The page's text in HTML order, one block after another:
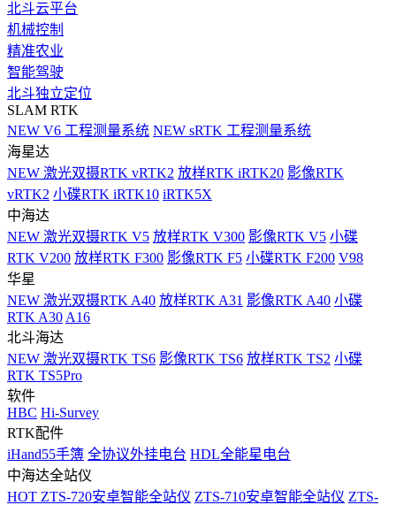
北斗云平台
机械控制
精准农业
智能驾驶
北斗独立定位
SLAM RTK
NEW V6 工程测量系统 NEW sRTK 工程测量系统
海星达
NEW 激光双摄RTK vRTK2 放样RTK iRTK20 影像RTK
vRTK2 小碟RTK iRTK10 iRTK5X
中海达
NEW 激光双摄RTK V5 放样RTK V300 影像RTK V5 小碟
RTK V200 放样RTK F300 影像RTK F5 小碟RTK F200 V98
华星
NEW 激光双摄RTK A40 放样RTK A31 影像RTK A40 小碟
RTK A30 A16
北斗海达
NEW 激光双摄RTK TS6 影像RTK TS6 放样RTK TS2 小碟
RTK TS5Pro
软件
HBC Hi-Survey
RTK配件
iHand55手簿 全协议外挂电台 HDL全能星电台
中海达全站仪
HOT ZTS-720安卓智能全站仪 ZTS-710安卓智能全站仪 ZTS-